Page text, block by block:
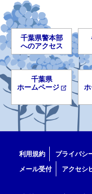
千葉県警本部
へのアクセス
千葉県
ホームページ
利用規約 プライバシ
メール受付
アクセシ